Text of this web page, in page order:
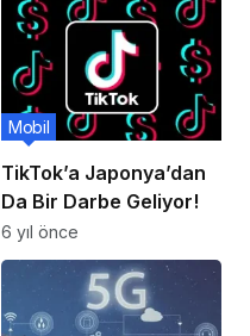
TikTok’a Japonya’dan
Da Bir Darbe Geliyor!
Mobil
6 yıl önce